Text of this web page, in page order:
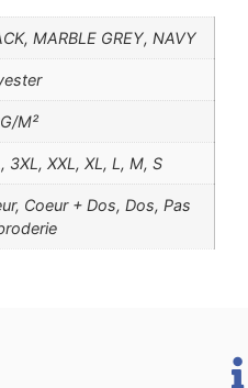
MARBLE GREY, NAVY
M²
3XL, XXL, XL, L, M, S
Coeur + Dos, Dos, Pas